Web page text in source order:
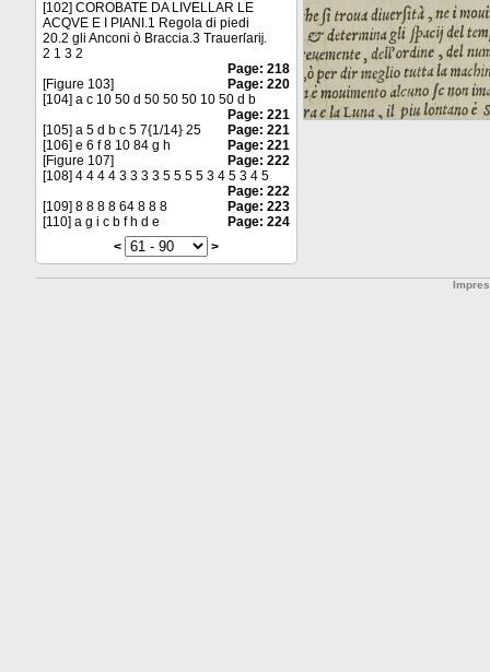
[102] COROBATE DA LIVELLAR LE
ACQVE E I PIANI.1 Regola di piedi
20.2 gli Anconi ò Braccia.3 Trauerſarĳ.
2 1 3 2
Page: 218
[Figure 103]
Page: 220
[104] a c 10 50 d 50 50 50 10 50 d b
Page: 221
[105] a 5 d b c 5 7{1/14} 25
Page: 221
[106] e 6 f 8 10 84 g h
Page: 221
[Figure 107]
Page: 222
[108] 4 4 4 4 3 3 3 3 5 5 5 5 3 4 5 3 4 5
Page: 222
[109] 8 8 8 8 64 8 8 8
Page: 223
[110] a g i c b f h d e
Page: 224
<
>